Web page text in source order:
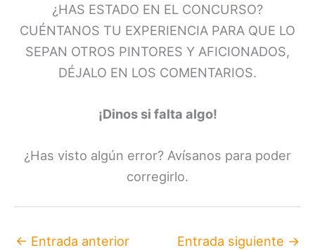
¿HAS ESTADO EN EL CONCURSO?
CUÉNTANOS TU EXPERIENCIA PARA QUE LO
SEPAN OTROS PINTORES Y AFICIONADOS,
DÉJALO EN LOS COMENTARIOS.
¡Dinos si falta algo!
¿Has visto algún error? Avísanos para poder
corregirlo.
← Entrada anterior Entrada siguiente →